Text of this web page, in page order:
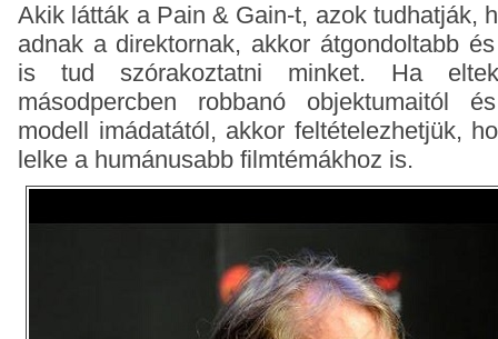
Akik látták a Pain & Gain-t, azok tudhatják,
adnak a direktornak, akkor átgondoltabb
is tud szórakoztatni minket. Ha
másodpercben robbanó objektumaitól
modell imádatától, akkor feltételezhetjük,
lelke a humánusabb filmtémákhoz is.